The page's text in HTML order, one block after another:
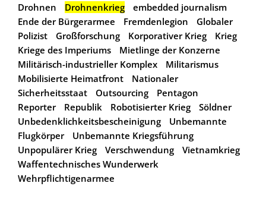
Drohnen
Drohnenkrieg
embedded journalism
Ende der Bürgerarmee
Fremdenlegion
Globaler
Polizist
Großforschung Korporativer Krieg
Krieg
Kriege des Imperiums
Mietlinge der Konzerne
Militärisch-industrieller Komplex
Militarismus
Mobilisierte Heimatfront
Nationaler
Sicherheitsstaat
Outsourcing
Pentagon
Reporter
Republik Robotisierter Krieg
Söldner
Unbedenklichkeitsbescheinigung
Unbemannte
Flugkörper
Unbemannte Kriegsführung
Unpopulärer Krieg
Verschwendung
Vietnamkrieg
Waffentechnisches Wunderwerk
Wehrpflichtigenarmee